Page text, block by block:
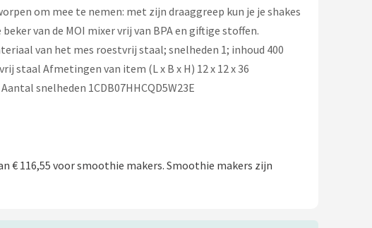
om mee te nemen: met zijn draaggreep kun je je shakes
van de MOI mixer vrij van BPA en giftige stoffen.
van het mes roestvrij staal; snelheden 1; inhoud 400
staal Afmetingen van item (L x B x H) 12 x 12 x 36
snelheden 1CDB07HHCQD5W23E
€ 116,55 voor smoothie makers. Smoothie makers zijn